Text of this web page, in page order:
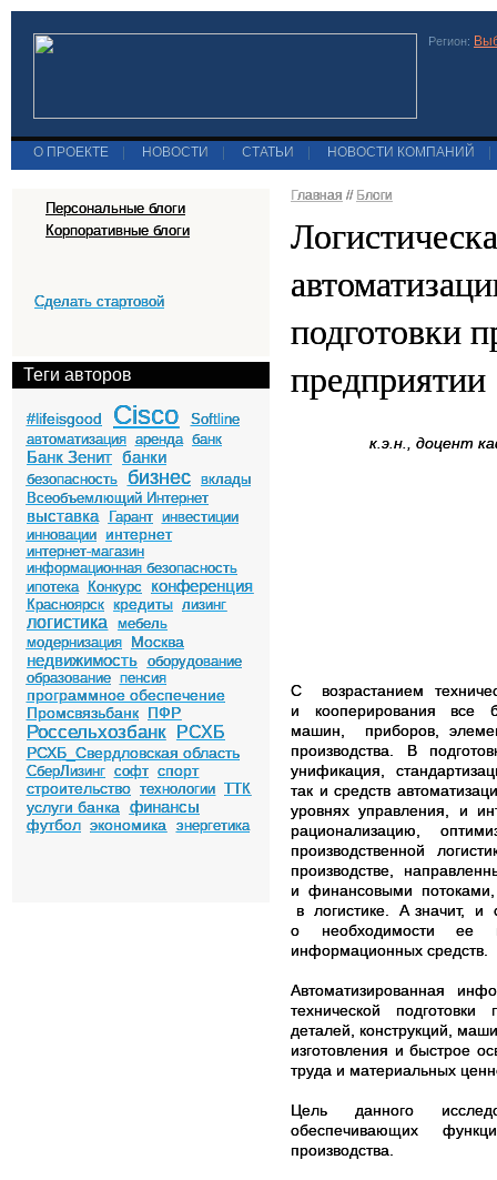
Регион:
О ПРОЕКТЕ НОВОСТИ СТАТЬИ НОВОСТИ КОМПАНИЙ
Персональные блоги
Корпоративные блоги
Сделать стартовой
Теги авторов
#lifeisgood Cisco
Softline
автоматизация аренда банк
Банк Зенит банки
безопасность бизнес
вклады
Всеобъемлющий Интернет
выставка Гарант инвестиции
инновации
интернет
интернет-магазин
информационная безопасность
ипотека
Конкурс конференция
Красноярск кредиты лизинг
логистика
мебель
модернизация
Москва
недвижимость оборудование
образование пенсия
программное обеспечение
Промсвязьбанк ПФР
Россельхозбанк РСХБ
РСХБ_Свердловская область
СберЛизинг софт спорт
строительство технологии ТТК
услуги банка финансы
футбол экономика энергетика
Главная // Блоги
подготовки
предприятии
к.э.н., доцент
С
возрастанием
и кооперирования все
машин, приборов,
производства. В
унификация,
так и средств
уровнях управления, и
рационализацию,
производственной
производстве,
и финансовыми
в логистике. А значит, и
о необходимости ее
информационных средств.
Автоматизированная
технической подготовки
деталей, конструкций,
изготовления и быстрое
труда и материальных
Цель данного
обеспечивающих
производства.